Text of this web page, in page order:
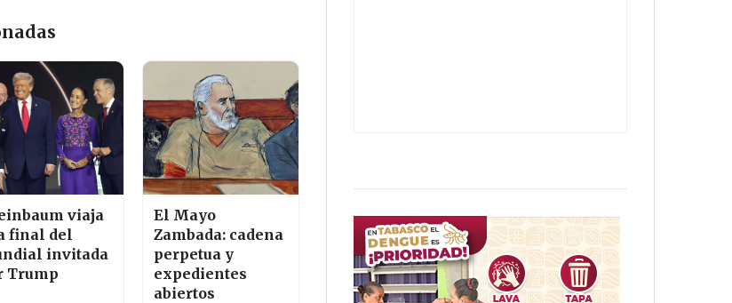
viaja
final del
invitada
Trump
El Mayo
Zambada: cadena
perpetua y
expedientes
abiertos